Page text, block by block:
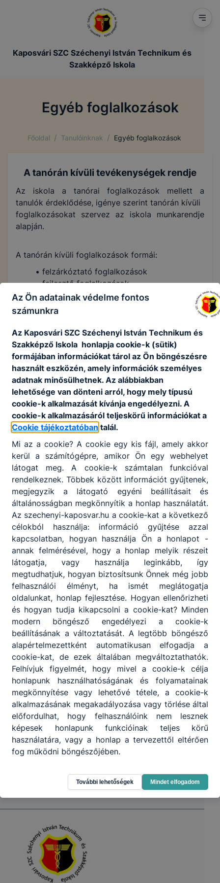
Kaposvári SZC Széchenyi István Technikum és
Szakképző Iskola
Egyéb foglalkozások
Főoldal / Tanulóinknak / Egyéb foglalkozások
A tanórán kívüli tevékenységek rendje
Az iskola a tanórai foglalkozások mellett a
tanulók érdeklődése, igénye szerint tanórán kívüli
foglalkozásokat szervez az iskola munkarendje
alapján.
A tanórán kívüli foglalkozások formái:
• felzárkóztató foglalkozások
• fejlesztő foglalkozások
• érettségire felkészítő foglalkozások
• versenyekre felkészítés
• diákönkormányzati összejövetelek
• iskolai sportkör foglalkozások
• egyéb
Az iskola tanulói bekapcsolódnak a
versenykiírásokban foglaltak szerint a tanulmányi
és
szakmai versenyekbe.
A házi tanulmányi versenyek győztesei képviselik
az iskolát a magasabb szintű versenyeken.
A diákönkormányzat javaslata és a
munkaközösségek véleménye alapján tanulmányi,
szakmai
és kulturális jellegű háziversenyek szervezhetők.
A jelentkezés előzetes felmérés alapján történik. A
foglalkozások beindításához minimum 10
fős létszám szükséges.
Az intézmény területén és az általa szervezett
rendezvényeken az iskola házirendjét a tanítási
szünetekben is meg kell tartani.
Partnereink
Az Ön adatainak védelme fontos
számunkra
Az Kaposvári SZC Széchenyi István Technikum és
Szakképző Iskola honlapja cookie-k (sütik)
formájában információkat tárol az Ön böngészésre
használt eszközén, amely információk személyes
adatnak minősülhetnek. Az alábbiakban
lehetősége van dönteni arról, hogy mely típusú
cookie-k alkalmazását kívánja engedélyezni. A
cookie-k alkalmazásáról teljeskörű információkat a
Cookie tájékoztatóban talál.
Mi az a cookie? A cookie egy kis fájl, amely akkor
kerül a számítógépre, amikor Ön egy webhelyet
látogat meg. A cookie-k számtalan funkcióval
rendelkeznek. Többek között információt gyűjtenek,
megjegyzik a látogató egyéni beállításait és
általánosságban megkönnyítik a honlap használatát.
Az szechenyi-kaposvar.hu a cookie-kat a következő
célokból használja: információ gyűjtése azzal
kapcsolatban, hogyan használja Ön a honlapot -
annak felmérésével, hogy a honlap melyik részeit
látogatja, vagy használja leginkább, így
megtudhatjuk, hogyan biztosítsunk Önnek még jobb
felhasználói élményt, ha ismét meglátogatja
oldalunkat, honlap fejlesztése. Hogyan ellenőrizheti
és hogyan tudja kikapcsolni a cookie-kat? Minden
modern böngésző engedélyezi a cookie-k
beállításának a változtatását. A legtöbb böngésző
alapértelmezettként automatikusan elfogadja a
cookie-kat, de ezek általában megváltoztathatók.
Felhívjuk figyelmét, hogy mivel a cookie-k célja
honlapunk használhatóságának és folyamatainak
megkönnyítése vagy lehetővé tétele, a cookie-k
alkalmazásának megakadályozása vagy törlése által
előfordulhat, hogy felhasználóink nem lesznek
képesek honlapunk funkcióinak teljes körű
használatára, vagy a honlap a tervezettől eltérően
fog működni böngészőjében.
További lehetőségek Mindet elfogadom